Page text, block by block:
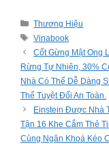
Categories
Thương Hiệu
Tags
Vinabook
Cốt Gừng Mật Ong
Rừng Tự Nhiên, 30%
Nhà Có Thể Dễ Dàng
Thể Tuyệt Đối An Toàn.
Einstein Được Nhà
Tận 16 Khe Cắm Thẻ
Cùng Ngăn Khoá Kéo